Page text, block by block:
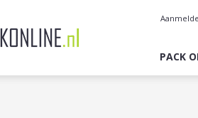
PACK